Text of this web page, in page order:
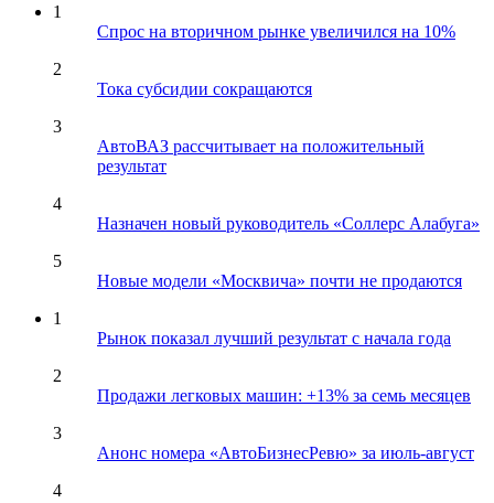
1
Спрос на вторичном рынке увеличился на 10%
2
Тока субсидии сокращаются
3
АвтоВАЗ рассчитывает на положительный
результат
4
Назначен новый руководитель «Соллерс Алабуга»
5
Новые модели «Москвича» почти не продаются
1
Рынок показал лучший результат с начала года
2
Продажи легковых машин: +13% за семь месяцев
3
Анонс номера «АвтоБизнесРевю» за июль-август
4